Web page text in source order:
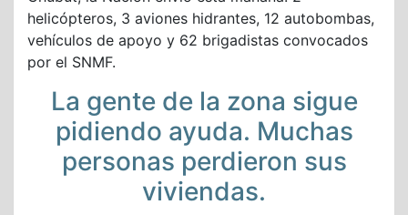
helicópteros, 3 aviones hidrantes, 12 autobombas,
vehículos de apoyo y 62 brigadistas convocados
por el SNMF.
La gente de la zona sigue
pidiendo ayuda. Muchas
personas perdieron sus
viviendas.